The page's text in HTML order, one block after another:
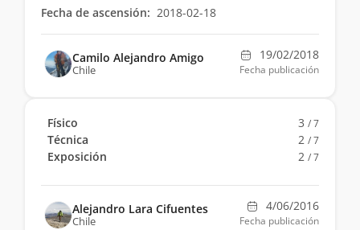
Fecha de ascensión: 2018-02-18
Camilo Alejandro Amigo
Chile
19/02/2018
Fecha publicación
Físico 3 / 7
Técnica 2 / 7
Exposición 2 / 7
Alejandro Lara Cifuentes
Chile
4/06/2016
Fecha publicación